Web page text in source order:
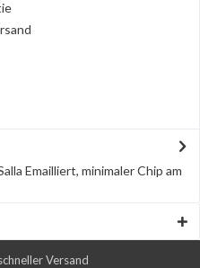
Emailliert, minimaler Chip am
Versand